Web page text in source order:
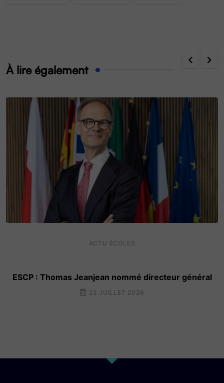
À lire également
ACTU ÉCOLES
ESCP : Thomas Jeanjean nommé directeur général
22 JUILLET 2026